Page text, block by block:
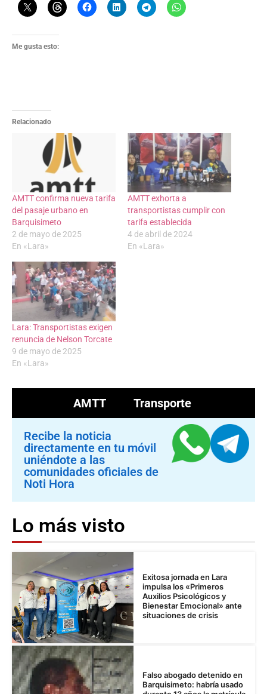
Me gusta esto:
Relacionado
AMTT confirma nueva tarifa
del pasaje urbano en
Barquisimeto
2 de mayo de 2025
En «Lara»
AMTT exhorta a
transportistas cumplir con
tarifa establecida
4 de abril de 2024
En «Lara»
Lara: Transportistas exigen
renuncia de Nelson Torcate
9 de mayo de 2025
En «Lara»
AMTT Transporte
Recibe la noticia
directamente en tu móvil
uniéndote a las
comunidades oficiales de
Noti Hora
Lo más visto
Exitosa jornada en Lara
impulsa los «Primeros
Auxilios Psicológicos y
Bienestar Emocional» ante
situaciones de crisis
Falso abogado detenido en
Barquisimeto: habría usado